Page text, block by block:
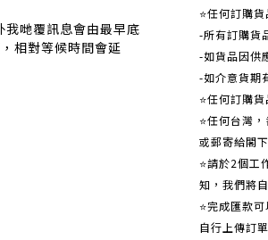
我哋覆訊息會由最早底
相對等候時間會延
⭐任何訂購
-所有訂購貨
-如貨品因供
-如介意貨期
⭐任何訂購
⭐任何台灣
或郵寄給閣
​​⭐請於2個工
知，我們將
⭐完成匯款
自行上傳訂